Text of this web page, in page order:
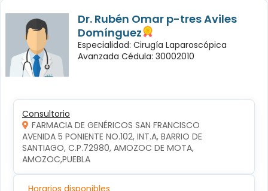
Dr. Rubén Omar p-tres Aviles
Domínguez
Especialidad: Cirugía Laparoscópica
Avanzada Cédula: 30002010
Consultorio
FARMACIA DE GENÉRICOS SAN FRANCISCO
AVENIDA 5 PONIENTE NO.102, INT.A, BARRIO DE
SANTIAGO, C.P.72980, AMOZOC DE MOTA,
AMOZOC,PUEBLA
Horarios disponibles